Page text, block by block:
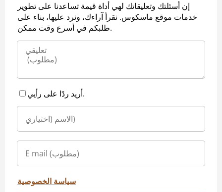
إن أسئلتك وتعليقاتك لهي أداة قيمة تساعدنا على تطوير
خدمات موقع ماسكوس. نقرأ آراءك، ونرد عليها، بناء على
طلبكم في أسرع وقت ممكن.
أريد ردًا على رأيي.
سياسة الخصوصية